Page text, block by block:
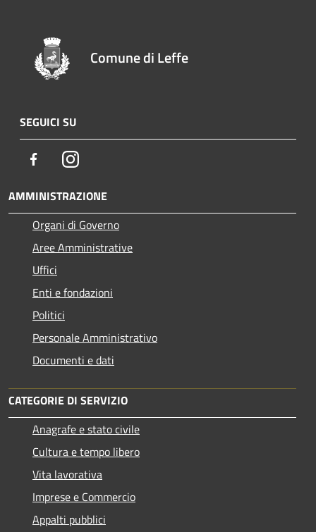
Comune di Leffe
SEGUICI SU
FacebookInstagram
AMMINISTRAZIONE
Organi di Governo
Aree Amministrative
Uffici
Enti e fondazioni
Politici
Personale Amministrativo
Documenti e dati
CATEGORIE DI SERVIZIO
Anagrafe e stato civile
Cultura e tempo libero
Vita lavorativa
Imprese e Commercio
Appalti pubblici